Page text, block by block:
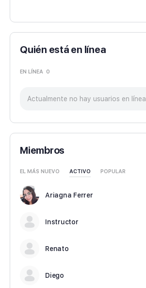
Quién está en línea
EN LÍNEA 0
Actualmente no hay usuarios en línea
Miembros
EL MÁS NUEVO ACTIVO POPULAR
Ariagna Ferrer
Instructor
Renato
Diego